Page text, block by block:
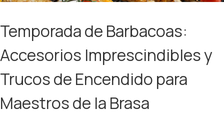
Temporada de Barbacoas:
Accesorios Imprescindibles y
Trucos de Encendido para
Maestros de la Brasa